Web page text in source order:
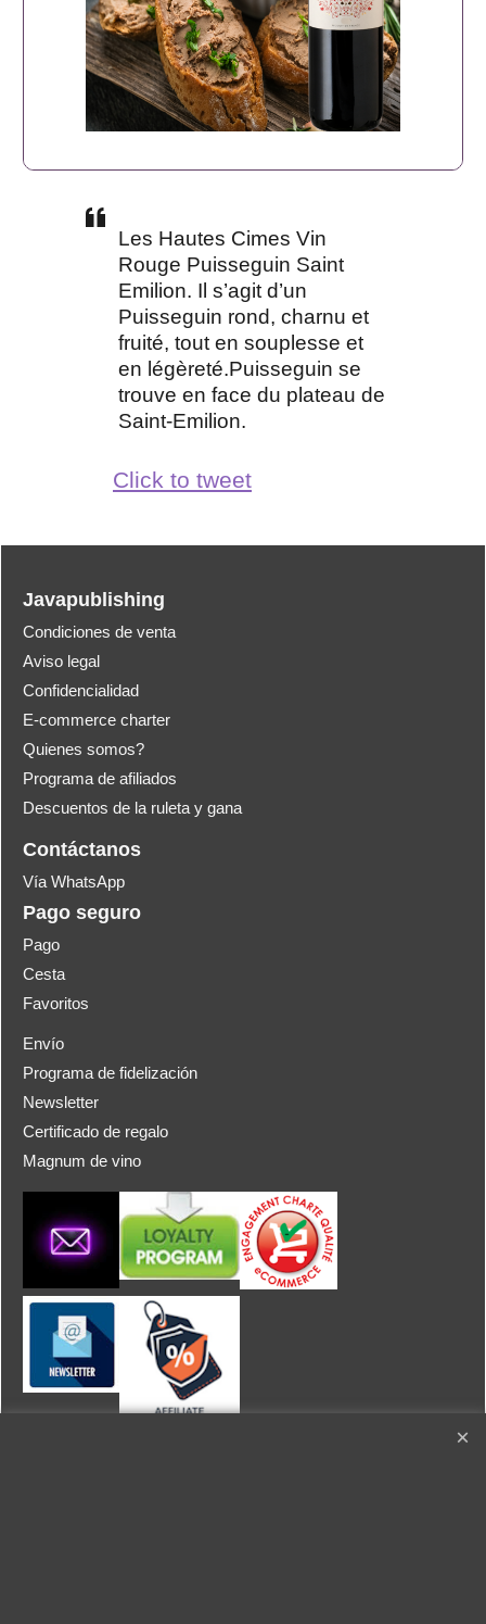
Les Hautes Cimes Vin
Rouge Puisseguin Saint
Emilion. Il s’agit d’un
Puisseguin rond, charnu et
fruité, tout en souplesse et
en légèreté.Puisseguin se
trouve en face du plateau de
Saint-Emilion.
Click to tweet
Javapublishing
Condiciones de venta
Aviso legal
Confidencialidad
E-commerce charter
Quienes somos?
Programa de afiliados
Descuentos de la ruleta y gana
Contáctanos
Vía WhatsApp
Pago seguro
Pago
Cesta
Favoritos
Envío
Programa de fidelización
Newsletter
Certificado de regalo
Magnum de vino